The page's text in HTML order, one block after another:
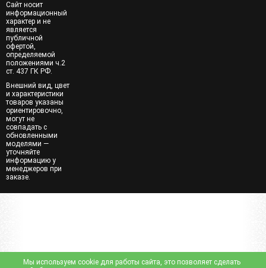
Сайт носит
информационный
характер и не
является
публичной
офертой,
определяемой
положениями ч.2
ст. 437 ГК РФ.
Внешний вид, цвет
и характеристики
товаров указаны
ориентировочно,
могут не
совпадать с
обновленными
моделями —
уточняйте
информацию у
менеджеров при
заказе.
Мы используем cookie для работы сайта, это позволяет сделать